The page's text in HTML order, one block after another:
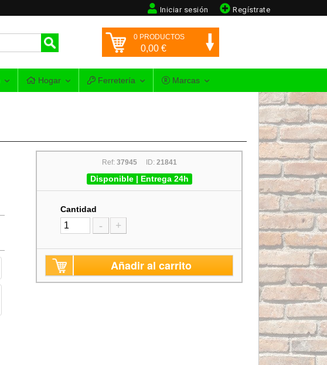
Regístrate
Iniciar sesión
0 PRODUCTOS
0,00 €
Hogar Ferretería Marcas
Ref: 37945ID: 21841
Disponible | Entrega 24h
Cantidad
- +
Añadir al carrito